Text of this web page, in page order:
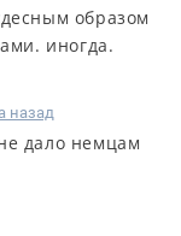
образом
иногда.
назад
дало немцам